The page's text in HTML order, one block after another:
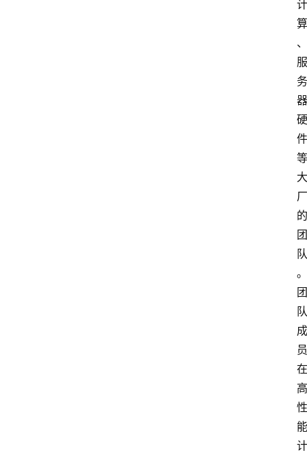
计
算
、
服
务
器
硬
件
等
大
厂
的
团
队
。
团
队
成
员
在
高
性
能
计